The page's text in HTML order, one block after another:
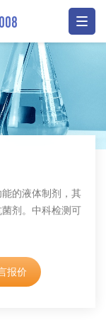
的液体制剂，其
剂。中科检测可
报价